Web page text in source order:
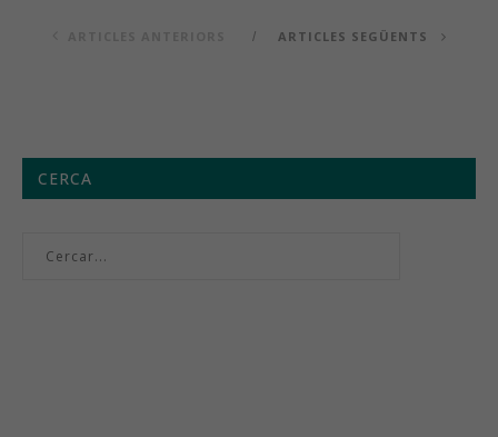
ARTICLES SEGÜENTS
CERCA